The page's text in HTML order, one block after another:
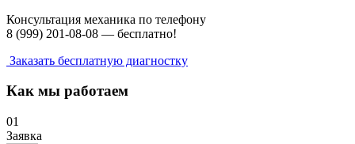
Консультация механика по телефону
8 (999) 201-08-08 — бесплатно!
Заказать бесплатную диагностку
Как мы работаем
01
Заявка